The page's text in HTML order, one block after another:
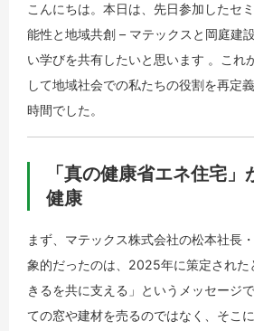
こんにちは。本日は、先日参加したセ
能性と地域共創 – マテックスと岡庭建
い学びを共有したいと思います 。これ
して地域社会での私たちの役割を再定
時間でした。
「真の健康省エネ住宅
健康
まず、マテックス株式会社の松本社長
象的だったのは、2025年に策定された
きるを共に支える」というメッセージ
ての窓や建材を売るのではなく、そこ